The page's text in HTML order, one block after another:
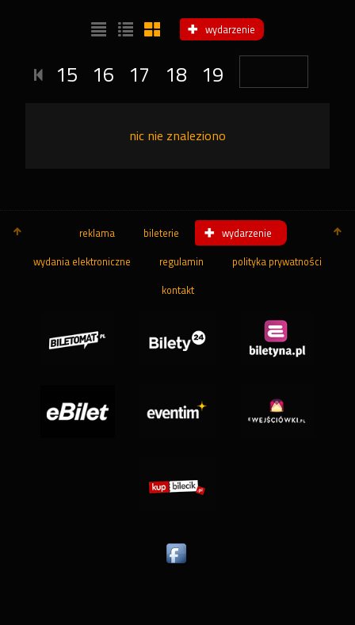
wydarzenie
15 16 17 18 19
nic nie znaleziono
reklama bileterie wydarzenie
wydania elektroniczne regulamin polityka prywatności
kontakt